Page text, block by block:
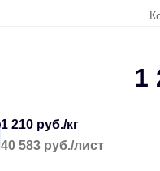
1
1 210 руб./кг
40 583 руб./лист